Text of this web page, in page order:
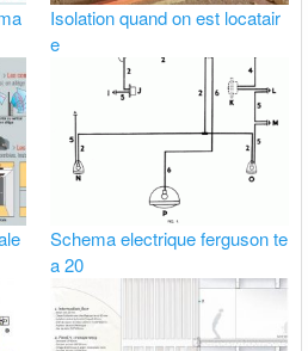
Isolation quand on est locatair
e
Schema electrique ferguson te
a 20